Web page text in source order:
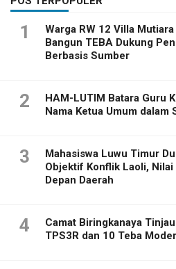
1
Warga RW 12 Villa
Bangun TEBA Dukung
Berbasis Sumber
2
HAM-LUTIM Batara Guru
Nama Ketua Umum dalam
3
Mahasiswa Luwu Timur
Objektif Konflik Laoli,
Depan Daerah
4
Camat Biringkanaya
TPS3R dan 10 Teba